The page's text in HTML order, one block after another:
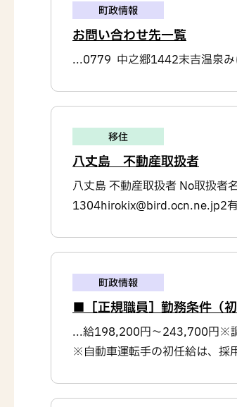
町政情報
お問い合わせ先一覧
...0779 中之郷1442末吉温泉
移住
八丈島 不動産取扱者
八丈島 不動産取扱者 No取扱者
1304hirokix@bird.ocn.ne.jp2
町政情報
■［正規職員］勤務条件（
...給198,200円～243,700円※調
※自動車運転手の初任給は、採